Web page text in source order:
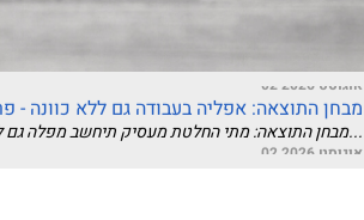
02 אוגוסט 2026
מבחן התוצאה: אפליה בעבודה גם ללא כוונה -
מבחן התוצאה: מתי החלטת מעסיק תיחשב מפלה גם ללא כוונה להפלות? על פסיקת בית הדין הארצי לעבודה...
02 אוגוסט 2026